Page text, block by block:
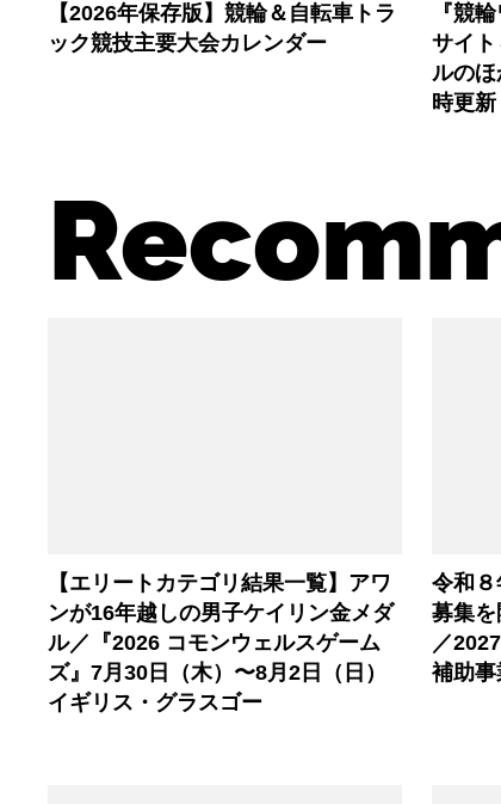
【2026年保存版】競輪＆自転車トラ
ック競技主要大会カレンダー
『競
サイ
ルの
時更新
【エリートカテゴリ結果一覧】アワ
ンが16年越しの男子ケイリン金メダ
ル／『2026 コモンウェルスゲーム
ズ』7月30日（木）〜8月2日（日）
イギリス・グラスゴー
令和
募集
／
補助事